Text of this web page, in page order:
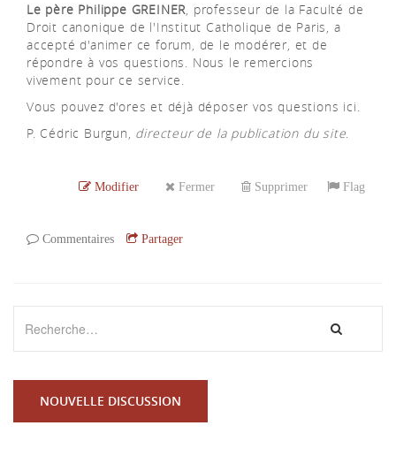
Le père Philippe GREINER, professeur de la Faculté de
Droit canonique de l'Institut Catholique de Paris, a
accepté d'animer ce forum, de le modérer, et de
répondre à vos questions. Nous le remercions
vivement pour ce service.
Vous pouvez d'ores et déjà déposer vos questions ici.
P. Cédric Burgun, directeur de la publication du site.
Modifier Fermer Supprimer Flag
Commentaires Partager
NOUVELLE DISCUSSION